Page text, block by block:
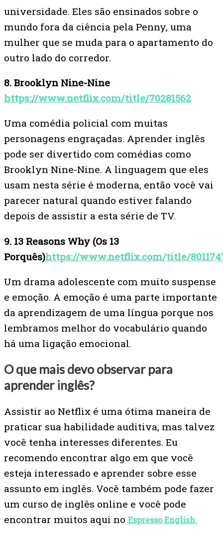
universidade. Eles são ensinados sobre o
mundo fora da ciência pela Penny, uma
mulher que se muda para o apartamento do
outro lado do corredor.
8. Brooklyn Nine-Nine
https://www.netflix.com/title/70281562
Uma comédia policial com muitas
personagens engraçadas. Aprender inglês
pode ser divertido com comédias como
Brooklyn Nine-Nine. A linguagem que eles
usam nesta série é moderna, então você vai
parecer natural quando estiver falando
depois de assistir a esta série de TV.
9. 13 Reasons Why (Os 13
Porquês)https://www.netflix.com/title/
Um drama adolescente com muito suspense
e emoção. A emoção é uma parte importante
da aprendizagem de uma língua porque nos
lembramos melhor do vocabulário quando
há uma ligação emocional.
O que mais devo observar para
aprender inglês?
Assistir ao Netflix é uma ótima maneira de
praticar sua habilidade auditiva, mas talvez
você tenha interesses diferentes. Eu
recomendo encontrar algo em que você
esteja interessado e aprender sobre esse
assunto em inglês. Você também pode fazer
um curso de inglês online e você pode
encontrar muitos aqui no Espresso English.